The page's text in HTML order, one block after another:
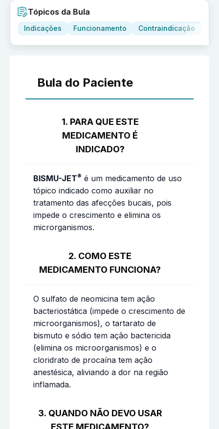
Tópicos da Bula
Indicações Funcionamento Contraindicação
Bula do Paciente
1. PARA QUE ESTE
MEDICAMENTO É
INDICADO?
BISMU-JET® é um medicamento de uso
tópico indicado como auxiliar no
tratamento das afecções bucais, pois
impede o crescimento e elimina os
microrganismos.
2. COMO ESTE
MEDICAMENTO FUNCIONA?
O sulfato de neomicina tem ação
bacteriostática (impede o crescimento de
microorganismos), o tartarato de
bismuto e sódio tem ação bactericida
(elimina os microorganismos) e o
cloridrato de procaína tem ação
anestésica, aliviando a dor na região
inflamada.
3. QUANDO NÃO DEVO USAR